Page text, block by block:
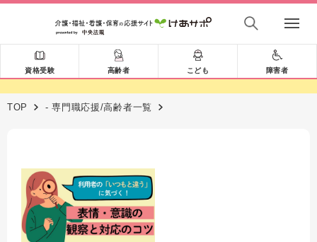
資格受験 高齢者 こども 障害者
TOP - 専門職応援/高齢者一覧